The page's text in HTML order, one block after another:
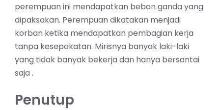
perempuan ini mendapatkan beban ganda yang
dipaksakan. Perempuan dikatakan menjadi
korban ketika mendapatkan pembagian kerja
tanpa kesepakatan. Mirisnya banyak laki-laki
yang tidak banyak bekerja dan hanya bersantai
saja .
Penutup